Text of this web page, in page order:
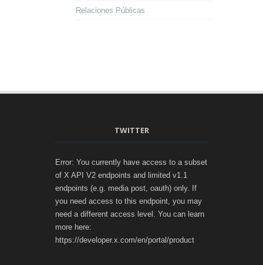
Relaciones Públicas
TWITTER
Error: You currently have access to a subset
of X API V2 endpoints and limited v1.1
endpoints (e.g. media post, oauth) only. If
you need access to this endpoint, you may
need a different access level. You can learn
more here:
https://developer.x.com/en/portal/product